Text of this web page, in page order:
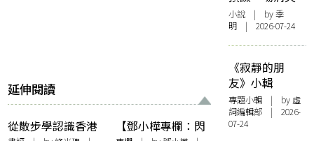
延伸閱讀
從散步學認識香港
【鄧小樺專欄：閃
小說 | by 季
明 | 2026-07-24
《寂靜的朋
友》小輯
專題小輯 | by 虛
詞編輯部 | 2026-
07-24